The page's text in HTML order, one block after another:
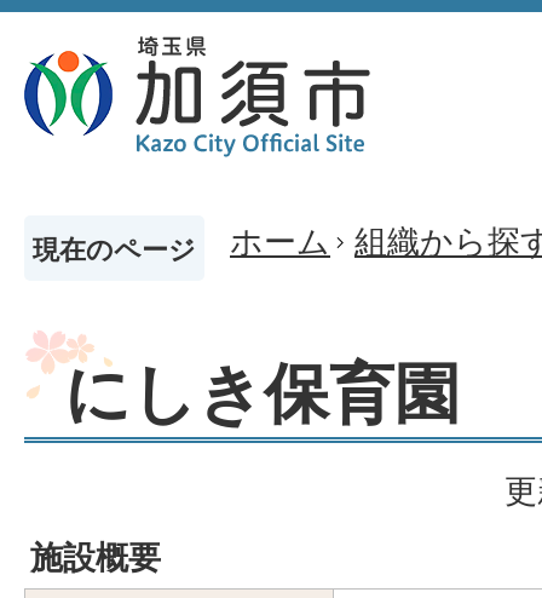
現在のページ ホーム 組織から探
にしき保育園
施設概要